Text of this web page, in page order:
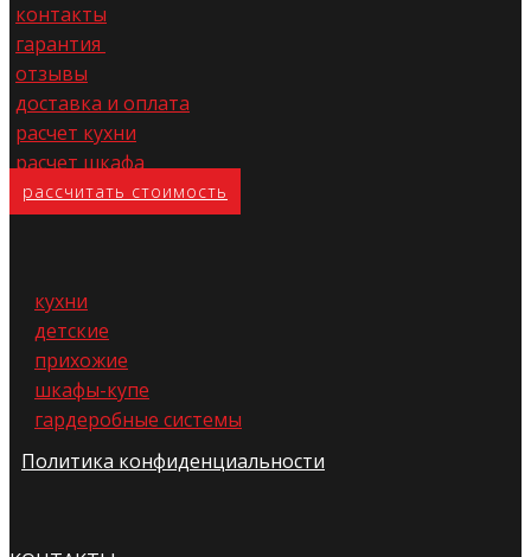
контакты
гарантия
отзывы
доставка и оплата
расчет кухни
расчет шкафа
расс​читать стоимость
кухни
детские
прихожие
шкафы-купе
гардеробные системы
Политика конфиденциальности